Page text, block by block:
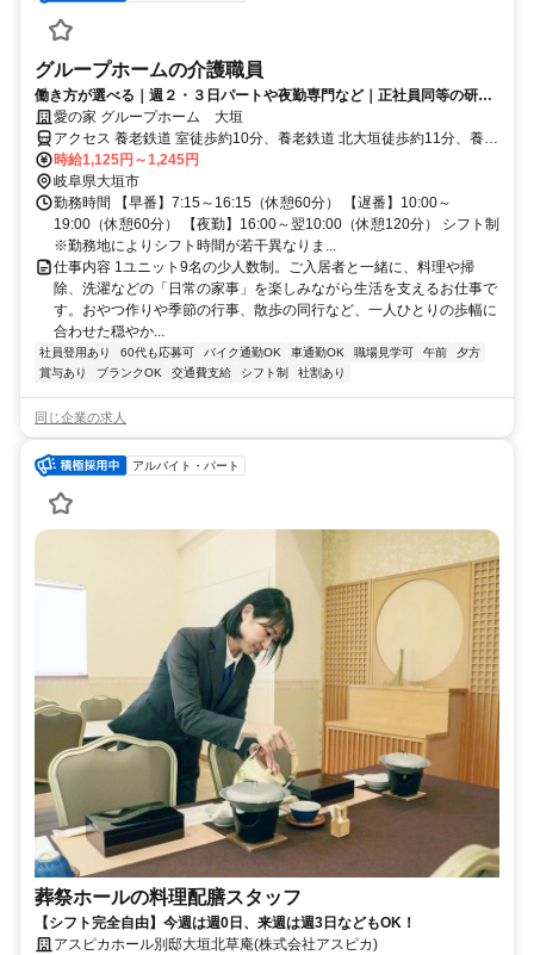
グループホームの介護職員
働き方が選べる｜週２・３日パートや夜勤専門など｜正社員同等の研修
や福利厚生あり♪
愛の家 グループホーム 大垣
アクセス 養老鉄道 室徒歩約10分、養老鉄道 北大垣徒歩約11分、養老
鉄道 西大垣徒歩約19分 養老線「室駅」「北大垣駅」より徒歩10分
時給1,125円～1,245円
岐阜県大垣市
勤務時間 【早番】7:15～16:15（休憩60分） 【遅番】10:00～
19:00（休憩60分） 【夜勤】16:00～翌10:00（休憩120分） シフト制
※勤務地によりシフト時間が若干異なりま...
仕事内容 1ユニット9名の少人数制。ご入居者と一緒に、料理や掃
除、洗濯などの「日常の家事」を楽しみながら生活を支えるお仕事で
す。おやつ作りや季節の行事、散歩の同行など、一人ひとりの歩幅に
合わせた穏やか...
社員登用あり 60代も応募可 バイク通勤OK 車通勤OK 職場見学可 午前
夕方
賞与あり
ブランクOK 交通費支給 シフト制 社割あり
同じ企業の求人
アルバイト・パート
葬祭ホールの料理配膳スタッフ
【シフト完全自由】今週は週0日、来週は週3日などもOK！
アスピカホール別邸大垣北草庵(株式会社アスピカ)